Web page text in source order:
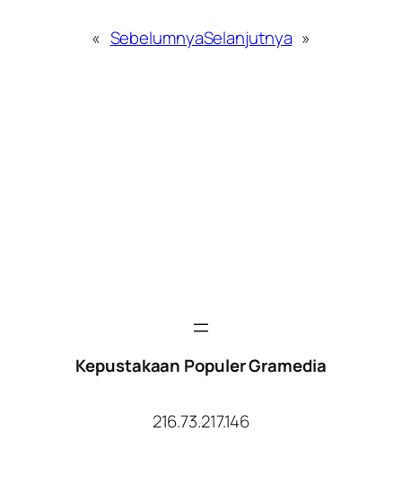
« SebelumnyaSelanjutnya »
Kepustakaan Populer Gramedia
216.73.217.146